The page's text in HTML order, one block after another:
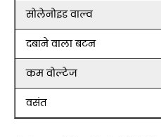
सोलेनोइड वाल्व
दबाने वाला बटन
कम वोल्टेज
वसंत